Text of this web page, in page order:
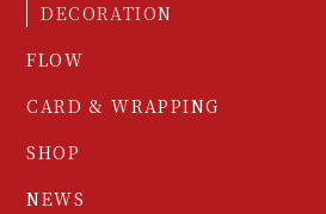
DECORATION
FLOW
CARD & WRAPPING
SHOP
NEWS